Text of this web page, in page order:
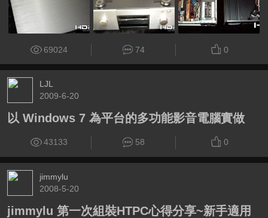
69024 74 0
LJL
2009-6-20
以 Windows 7 為平台的多功能影音電腦實做
43133 58 0
jimmylu
2008-5-20
jimmylu 第一次組裝HTPC心得分享~新手適用